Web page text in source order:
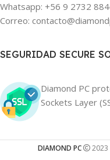
Whatsapp: +56 9 2732
Correo:
SEGURIDAD SECURE
Diamond PC
Sockets Layer
DIAMOND PC